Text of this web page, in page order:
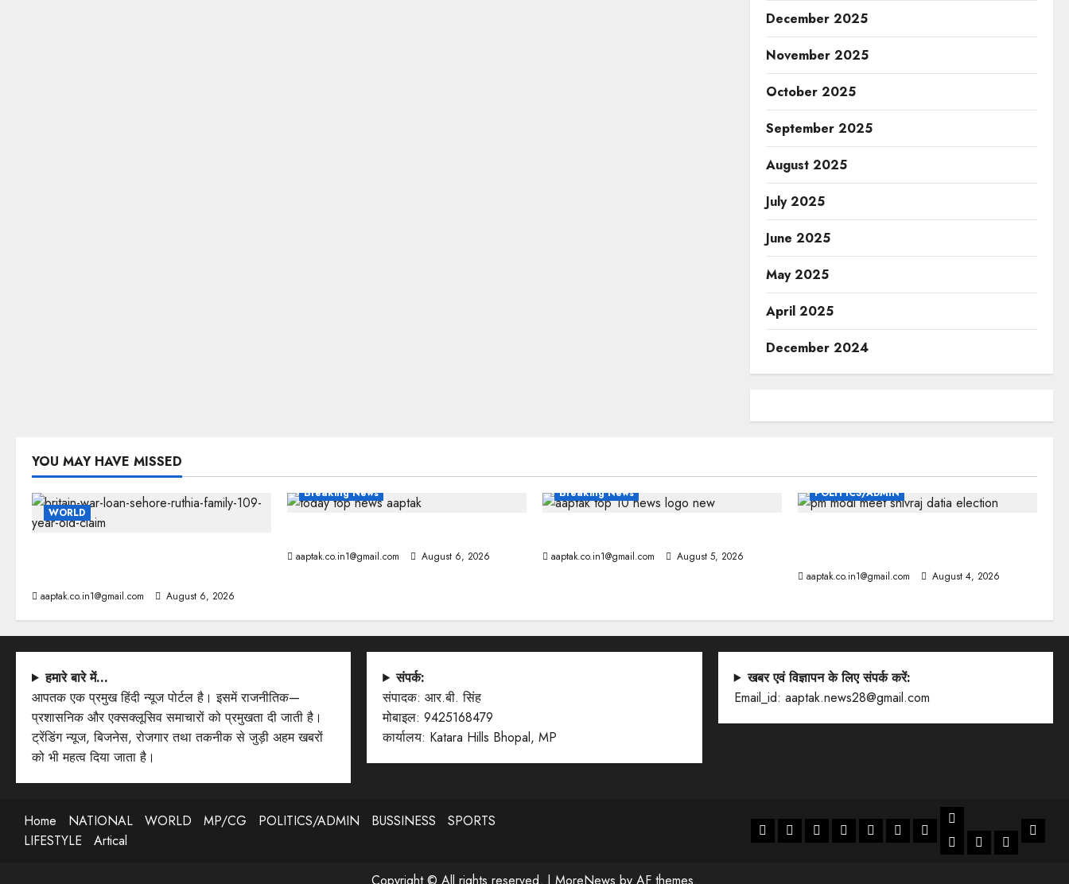
December 2025
November 2025
October 2025
September 2025
August 2025
July 2025
June 2025
May 2025
April 2025
December 2024
YOU MAY HAVE MISSED
WORLD
aaptak.co.in1@gmail.com August 6, 2026
Breaking News
aaptak.co.in1@gmail.com August 6, 2026
Breaking News
aaptak.co.in1@gmail.com August 5, 2026
POLITICS/ADMIN
aaptak.co.in1@gmail.com August 4, 2026
हमारे बारे में…
आपतक एक प्रमुख हिंदी न्यूज पोर्टल है। इसमें राजनीतिक—
प्रशासनिक और एक्सक्लूसिव समाचारों को प्रमुखता दी जाती है।
ट्रेंडिंग न्यूज, बिजनेस, रोजगार तथा तकनीक से जुड़ी अहम खबरों
को भी महत्व दिया जाता है।
संपर्क:
संपादक: आर.बी. सिंह
मोबाइल: 9425168479
कार्यालय: Katara Hills Bhopal, MP
खबर एवं विज्ञापन के लिए संपर्क करें:
Email_id: aaptak.news28@gmail.com
Home NATIONAL WORLD MP/CG POLITICS/ADMIN BUSSINESS
SPORTS
LIFESTYLE
Artical
HomeNATIONAL
WORLDMP/CGPOLITICS/ADMIN
BUSSINESS
SPORTS
LIFESTYLE
ENTERTANMENT
JOB
Artical
Copyright © All rights reserved. | MoreNews by AF themes.